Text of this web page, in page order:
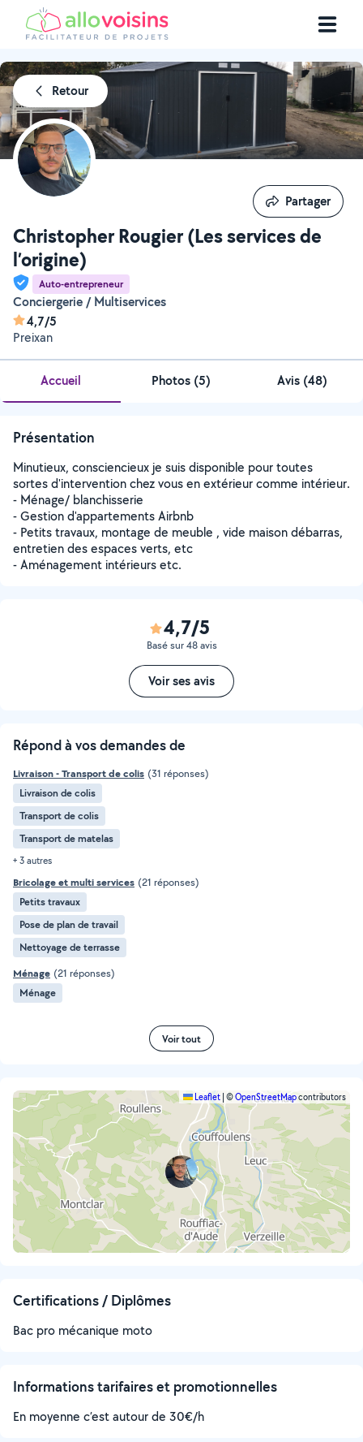
Retour
Christopher Rougier (Les services de
l’origine)
Auto-entrepreneur
Conciergerie / Multiservices
4,7/5
Preixan
Partager
Partager
Accueil Photos (5) Avis (48)
Présentation
Minutieux, consciencieux je suis disponible pour toutes
sortes d'intervention chez vous en extérieur comme intérieur.
- Ménage/ blanchisserie
- Gestion d'appartements Airbnb
- Petits travaux, montage de meuble , vide maison débarras,
entretien des espaces verts, etc
- Aménagement intérieurs etc.
4,7/5
Basé sur 48 avis
Voir ses avis
Répond à vos demandes de
Livraison - Transport de colis (31 réponses)
Livraison de colis
Transport de colis
Transport de matelas
+ 3 autres
Bricolage et multi services (21 réponses)
Petits travaux
Pose de plan de travail
Nettoyage de terrasse
Ménage (21 réponses)
Ménage
Voir tout
Leaflet ©OpenStreetMapcontributors
Certifications / Diplômes
Bac pro mécanique moto
Informations tarifaires et promotionnelles
En moyenne c’est autour de 30€/h